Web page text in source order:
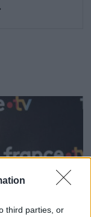
third parties, or